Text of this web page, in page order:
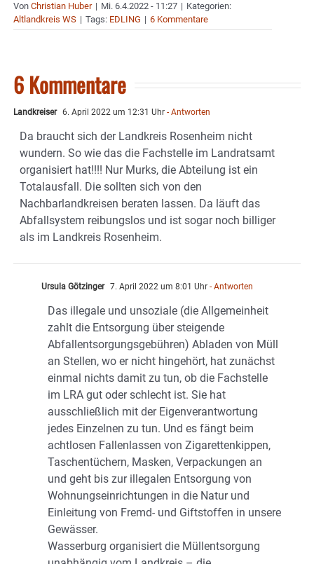
Von Christian Huber | Mi. 6.4.2022 - 11:27 | Kategorien:
Altlandkreis WS | Tags: EDLING | 6 Kommentare
6 Kommentare
Landkreiser 6. April 2022 um 12:31 Uhr - Antworten
Da braucht sich der Landkreis Rosenheim nicht
wundern. So wie das die Fachstelle im Landratsamt
organisiert hat!!!! Nur Murks, die Abteilung ist ein
Totalausfall. Die sollten sich von den
Nachbarlandkreisen beraten lassen. Da läuft das
Abfallsystem reibungslos und ist sogar noch billiger
als im Landkreis Rosenheim.
Ursula Götzinger 7. April 2022 um 8:01 Uhr - Antworten
Das illegale und unsoziale (die Allgemeinheit
zahlt die Entsorgung über steigende
Abfallentsorgungsgebühren) Abladen von Müll
an Stellen, wo er nicht hingehört, hat zunächst
einmal nichts damit zu tun, ob die Fachstelle
im LRA gut oder schlecht ist. Sie hat
ausschließlich mit der Eigenverantwortung
jedes Einzelnen zu tun. Und es fängt beim
achtlosen Fallenlassen von Zigarettenkippen,
Taschentüchern, Masken, Verpackungen an
und geht bis zur illegalen Entsorgung von
Wohnungseinrichtungen in die Natur und
Einleitung von Fremd- und Giftstoffen in unsere
Gewässer.
Wasserburg organisiert die Müllentsorgung